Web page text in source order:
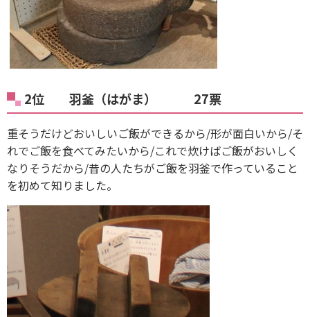
2位 羽釜（はがま） 27票
重そうだけどおいしいご飯ができるから/形が面白いから/そ
れでご飯を食べてみたいから/これで炊けばご飯がおいしく
なりそうだから/昔の人たちがご飯を羽釜で作っていること
を初めて知りました。